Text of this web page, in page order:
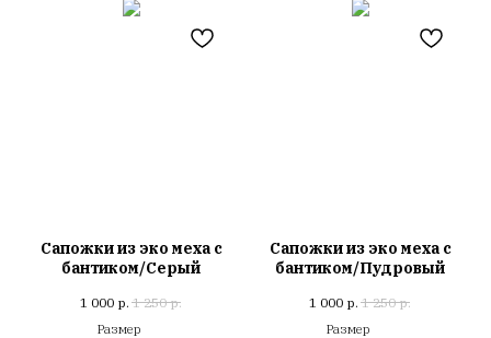
Сапожки из эко меха с
бантиком/Серый
1 000 р. 1 250 р.
Размер
Сапожки из эко меха с
бантиком/Пудровый
1 000 р. 1 250 р.
Размер